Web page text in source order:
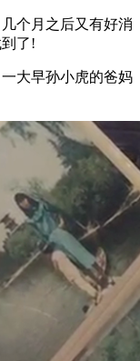
个月之后又有好消
了!
大早孙小虎的爸妈